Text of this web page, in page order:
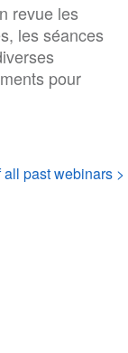
revue les
les séances
pour
past webinars >